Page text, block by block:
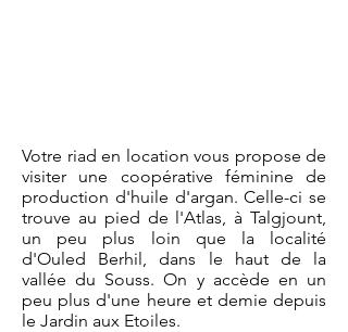
​Votre riad en location vous propose de
visiter une coopérative féminine de
production d'huile d'argan. Celle-ci se
trouve au pied de l'Atlas, à Talgjount,
un peu plus loin que la localité
d'Ouled Berhil, dans le haut de la
vallée du Souss.On y accède en un
peu plus d'une heure et demie depuis
le Jardin aux Etoiles.